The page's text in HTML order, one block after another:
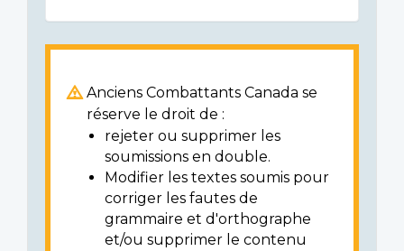
Anciens Combattants Canada se
réserve le droit de :
rejeter ou supprimer les
soumissions en double.
Modifier les textes soumis pour
corriger les fautes de
grammaire et d'orthographe
et/ou supprimer le contenu